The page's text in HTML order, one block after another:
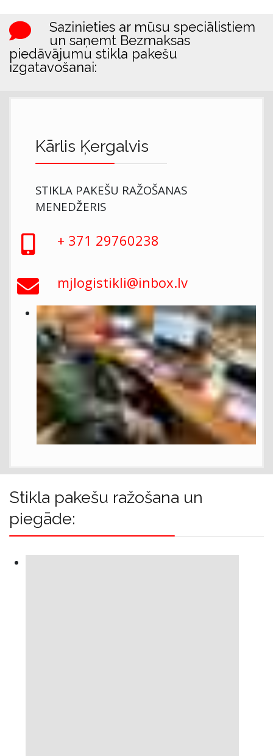
Sazinieties ar mūsu speciālistiem
un saņemt Bezmaksas
piedāvājumu stikla pakešu
izgatavošanai:
Kārlis Ķergalvis
STIKLA PAKEŠU RAŽOŠANAS
MENEDŽERIS
+ 371 29760238
mjlogistikli@inbox.lv
Stikla pakešu ražošana un
piegāde: